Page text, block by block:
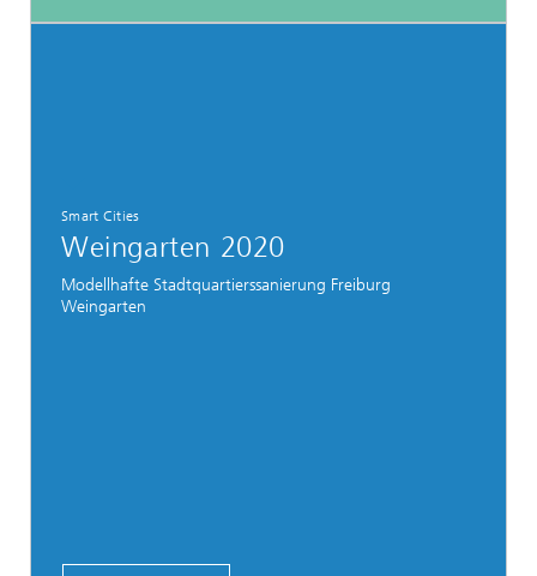
Smart Cities
Weingarten 2020
Modellhafte Stadtquartierssanierung Freiburg
Weingarten